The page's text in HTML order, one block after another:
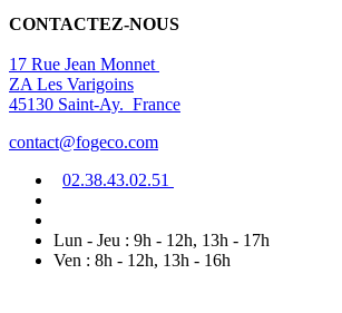
CONTACTEZ-NOUS
17 Rue Jean Monnet
ZA Les Varigoins
45130 Saint-Ay. France
contact@fogeco.com
02.38.43.02.51
Lun - Jeu : 9h - 12h, 13h - 17h
Ven : 8h - 12h, 13h - 16h